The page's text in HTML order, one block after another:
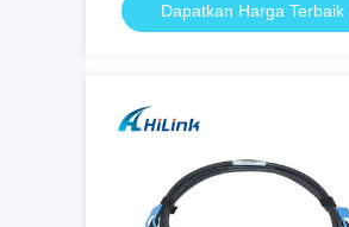
Dapatkan Harga Terbaik